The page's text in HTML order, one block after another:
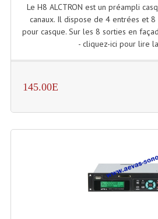
PLAN ACCES, LES
CRÉER UN COMPTE
Le H8 ALCTRON est un préampli
canaux. Il dispose de 4 entrées et
pour casque. Sur les 8 sorties en
- cliquez-ici pour lire
145.00E